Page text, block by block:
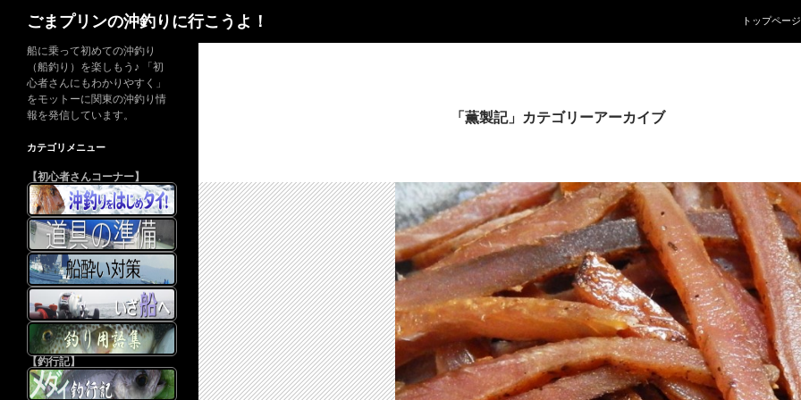
ごまプリンの沖釣りに行こうよ！
トップページ
「薫製記」カテゴリーアーカイブ
船に乗って初めての沖釣り
（船釣り）を楽しもう♪ 「初
心者さんにもわかりやすく」
をモットーに関東の沖釣り情
報を発信しています。
カテゴリメニュー
【初心者さんコーナー】
【釣行記】